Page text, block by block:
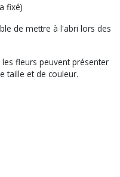
fixé)
de mettre à l'abri lors des
fleurs peuvent présenter
taille et de couleur.